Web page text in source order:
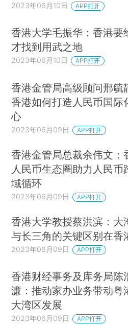
2023年06月10日 APP打开
香港大学毛振华：香港要
才找到用武之地
2023年06月10日 APP打开
香港金管局高级顾问邢毓
香港如何打造人民币国际
心
2023年06月09日 APP打开
香港金管局总裁余伟文：
人民币生态圈助力人民币
域循环
2023年06月09日 APP打开
香港大学教授蔡洪滨：大
与长三角的关键区别在香
2023年06月09日 APP打开
香港财经事务及库务局陈
濂：推动家办业务带动粤
大湾区发展
2023年06月09日 APP打开